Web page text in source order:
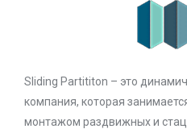
Sliding Partititon – это
компания, которая
монтажом раздвижных и